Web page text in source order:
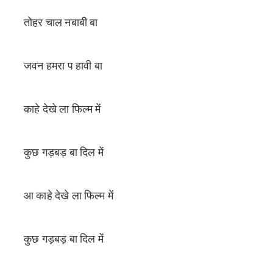
तोहर चाल नबाबी बा
जवन हमरा प हावी बा
काहे देखे ला फिल्म में
कुछ गड़बड़ बा दिल में
आ काहे देखे ला फिल्म में
कुछ गड़बड़ बा दिल में